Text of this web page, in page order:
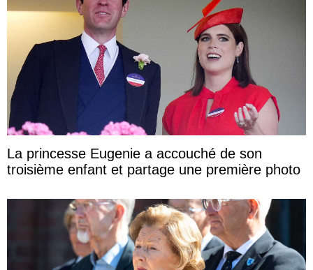
La princesse Eugenie a accouché de son
troisième enfant et partage une première photo